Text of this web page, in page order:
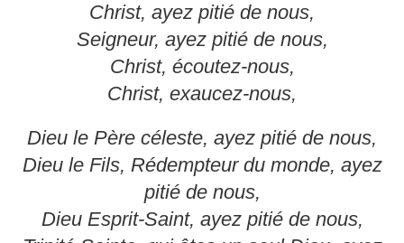
Christ, ayez pitié de nous,
Seigneur, ayez pitié de nous,
Christ, écoutez-nous,
Christ, exaucez-nous,
Dieu le Père céleste, ayez pitié de nous,
Dieu le Fils, Rédempteur du monde, ayez
pitié de nous,
Dieu Esprit-Saint, ayez pitié de nous,